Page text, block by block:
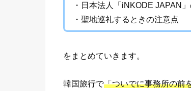
・日本法人「iNKODE JAPAN
・聖地巡礼するときの注意点
をまとめていきます。
韓国旅行で「ついでに事務所の前